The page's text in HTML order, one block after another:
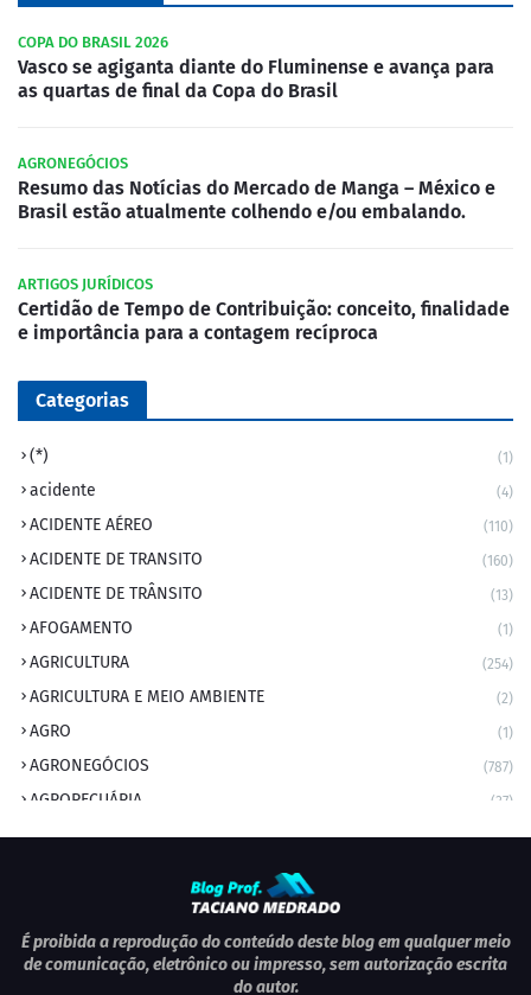
COPA DO BRASIL 2026
Vasco se agiganta diante do Fluminense e avança para
as quartas de final da Copa do Brasil
AGRONEGÓCIOS
Resumo das Notícias do Mercado de Manga – México e
Brasil estão atualmente colhendo e/ou embalando.
ARTIGOS JURÍDICOS
Certidão de Tempo de Contribuição: conceito, finalidade
e importância para a contagem recíproca
Categorias
(*) (1)
acidente (4)
ACIDENTE AÉREO (110)
ACIDENTE DE TRANSITO (160)
ACIDENTE DE TRÂNSITO (13)
AFOGAMENTO (1)
AGRICULTURA (254)
AGRICULTURA E MEIO AMBIENTE (2)
AGRO (1)
AGRONEGÓCIOS (787)
AGROPECUÁRIA (37)
AMBIENTE (9)
ANIVERSÁRIO DA CIDADE
ANIVERSÁRIOS (1)
APEXBRASIL (1)
É proibida a reprodução do conteúdo deste blog em qualquer meio
de comunicação, eletrônico ou impresso, sem autorização escrita
do autor.